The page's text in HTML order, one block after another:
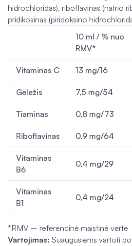
hidrochloridas), riboflavinas (natrio
pridikosinas (piridoksino
10 ml / % nuo
RMV*
Vitaminas C 13 mg/16
Geležis 7,5 mg/54
Tiaminas 0,8 mg/73
Riboflavinas 0,9 mg/64
Vitaminas
B6
0,4 mg/29
Vitaminas
B1
0,4 mg/24
*RMV – referencinė maistinė vertė
Vartojimas: Suaugusiems vartoti